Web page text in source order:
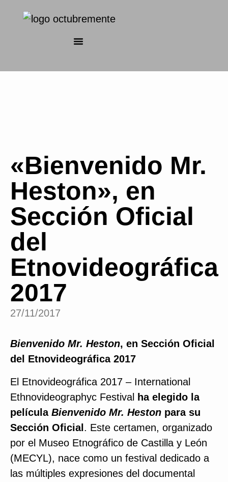
«Bienvenido Mr.
Heston», en
Sección Oficial
del
Etnovideográfica
2017
27/11/2017
Bienvenido Mr. Heston, en Sección Oficial
del Etnovideográfica 2017
El Etnovideográfica 2017 – International
Ethnovideographyc Festival
ha elegido la
película Bienvenido Mr. Heston para su
Sección Oficial . Este certamen, organizado
por el Museo Etnográfico de Castilla y León
(MECYL), nace como un festival dedicado a
las múltiples expresiones del documental